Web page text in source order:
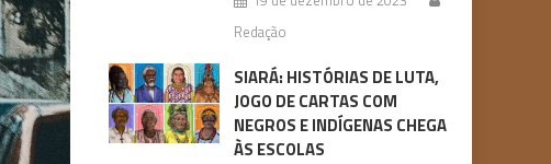
Redação
SIARÁ: HISTÓRIAS DE LUTA,
JOGO DE CARTAS COM
NEGROS E INDÍGENAS CHEGA
ÀS ESCOLAS